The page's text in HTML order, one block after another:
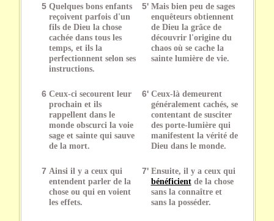
5 Quelques bons enfants
reçoivent parfois d'un
fils de Dieu la chose
cachée dans tous les
temps, et ils la
perfectionnent selon ses
instructions.
5' Mais bien peu de sages
enquêteurs obtiennent
de Dieu la grâce de
découvrir l'origine du
chaos où se cache la
sainte lumière de vie.
6 Ceux-ci secourent leur
prochain et ils
rappellent dans le
monde obscurci la voie
sage et sainte qui sauve
de la mort.
6' Ceux-là demeurent
généralement cachés, se
contentant de susciter
des porte-lumière qui
manifestent la vérité de
Dieu dans le monde.
7 Ainsi il y a ceux qui
entendent parler de la
chose ou qui en voient
les effets.
7' Ensuite, il y a ceux qui
bénéficientde la chose
sans la connaître et
sans la posséder.